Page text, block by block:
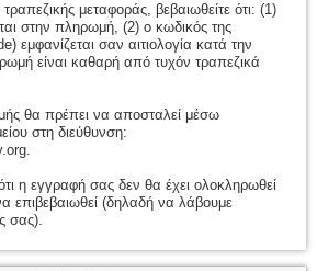
μεταφοράς, βεβαιωθείτε ότι: (1)
στην πληρωμή, (2) ο κωδικός της
εμφανίζεται σαν αιτιολογία κατά την
είναι καθαρή από τυχόν τραπεζικά
θα πρέπει να αποσταλεί μέσω
στη διεύθυνση:
η εγγραφή σας δεν θα έχει ολοκληρωθεί
επιβεβαιωθεί (δηλαδή να λάβουμε
σας).